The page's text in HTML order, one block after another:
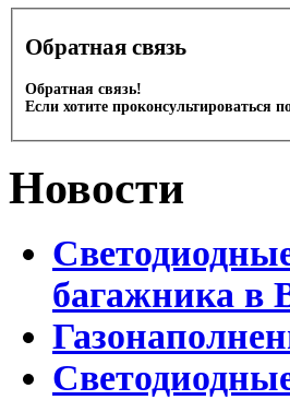
Обратная связь
Обратная связь!
Если хотите
Новости
багажника в